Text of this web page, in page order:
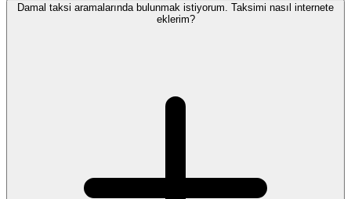
Damal taksi aramalarında bulunmak istiyorum. Taksimi nasıl internete
eklerim?